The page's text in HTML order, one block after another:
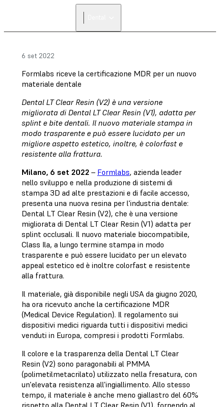
6 set 2022
Formlabs riceve la certificazione MDR per un nuovo
materiale dentale
Dental LT Clear Resin (V2) è una versione
migliorata di Dental LT Clear Resin (V1), adatta per
splint e bite dentali. Il nuovo materiale stampa in
modo trasparente e può essere lucidato per un
migliore aspetto estetico, inoltre, è colorfast e
resistente alla frattura.
Milano, 6 set 2022 – Formlabs, azienda leader
nello sviluppo e nella produzione di sistemi di
stampa 3D ad alte prestazioni e di facile accesso,
presenta una nuova resina per l'industria dentale:
Dental LT Clear Resin (V2), che è una versione
migliorata di Dental LT Clear Resin (V1) adatta per
splint occlusali. Il nuovo materiale biocompatibile,
Class Ila, a lungo termine stampa in modo
trasparente e può essere lucidato per un elevato
appeal estetico ed è inoltre colorfast e resistente
alla frattura.
Il materiale, già disponibile negli USA da giugno 2020,
ha ora ricevuto anche la certificazione MDR
(Medical Device Regulation). Il regolamento sui
dispositivi medici riguarda tutti i dispositivi medici
venduti in Europa, compresi i prodotti Formlabs.
Il colore e la trasparenza della Dental LT Clear
Resin (V2) sono paragonabili al PMMA
(polimetilmetacrilato) utilizzato nella fresatura, con
un'elevata resistenza all'ingiallimento. Allo stesso
tempo, il materiale è anche meno giallastro del 60%
rispetto alla Dental LT Clear Resin (V1), fornendo al